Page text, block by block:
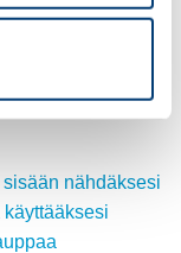
nähdäksesi
käyttääksesi